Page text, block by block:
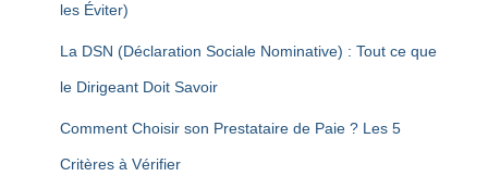
les Éviter)
La DSN (Déclaration Sociale Nominative) : Tout ce que
le Dirigeant Doit Savoir
Comment Choisir son Prestataire de Paie ? Les 5
Critères à Vérifier